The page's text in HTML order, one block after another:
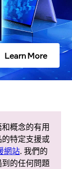
Learn More
概念的有用
特定支援或
網站. 我們的
的任何問題